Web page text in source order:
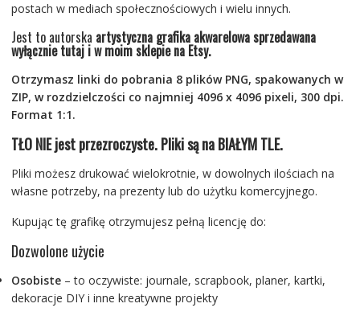
postach w mediach społecznościowych i wielu innych.
Jest to autorska artystyczna grafika akwarelowa sprzedawana
wyłącznie tutaj i w moim sklepie na Etsy.
Otrzymasz linki do pobrania 8 plików PNG, spakowanych w
ZIP, w rozdzielczości co najmniej 4096 x 4096 pixeli, 300 dpi.
Format 1:1.
TŁO NIE jest przezroczyste. Pliki są na BIAŁYM TLE.
Pliki możesz drukować wielokrotnie, w dowolnych ilościach na
własne potrzeby, na prezenty lub do użytku komercyjnego.
Kupując tę grafikę otrzymujesz pełną licencję do:
Dozwolone użycie
Osobiste– to oczywiste: journale, scrapbook, planer, kartki,
dekoracje DIY i inne kreatywne projekty